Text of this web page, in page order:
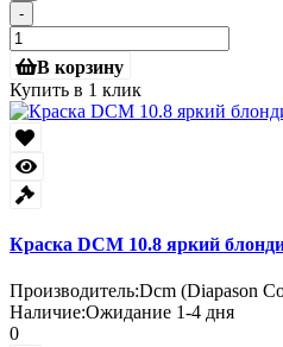
-
В корзину
Купить в 1 клик
Краска DCM 10.8 яркий
Производитель:Dcm (Diapason
Наличие:Ожидание 1-4 дня
0